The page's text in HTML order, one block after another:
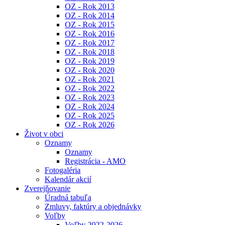
OZ - Rok 2013
OZ - Rok 2014
OZ - Rok 2015
OZ - Rok 2016
OZ - Rok 2017
OZ - Rok 2018
OZ - Rok 2019
OZ - Rok 2020
OZ - Rok 2021
OZ - Rok 2022
OZ - Rok 2023
OZ - Rok 2024
OZ - Rok 2025
OZ - Rok 2026
Život v obci
Oznamy
Oznamy
Registrácia - AMO
Fotogaléria
Kalendár akcií
Zverejňovanie
Úradná tabuľa
Zmluvy, faktúry a objednávky
Voľby